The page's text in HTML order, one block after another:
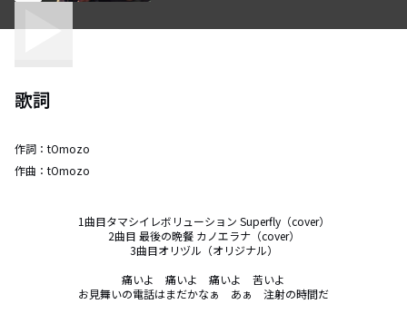
歌詞
作詞：tOmozo
作曲：tOmozo
1曲目タマシイレボリューション Superfly（cover）
2曲目 最後の晩餐 カノエラナ（cover）
3曲目オリヅル（オリジナル）
痛いよ　痛いよ　痛いよ　苦いよ
お見舞いの電話はまだかなぁ　あぁ　注射の時間だ